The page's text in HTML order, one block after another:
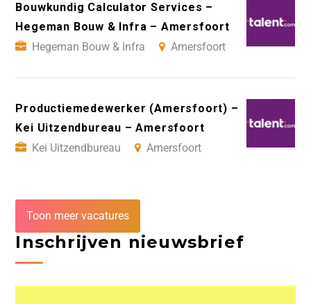
Bouwkundig Calculator Services –
Hegeman Bouw & Infra – Amersfoort
Hegeman Bouw & Infra
Amersfoort
Productiemedewerker (Amersfoort) –
Kei Uitzendbureau – Amersfoort
Kei Uitzendbureau
Amersfoort
Toon meer vacatures
Inschrijven nieuwsbrief